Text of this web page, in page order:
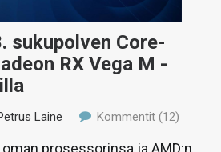
sukupolven Core-
RX Vega M -
Laine Kommentit (12)
prosessorinsa ja AMD:n